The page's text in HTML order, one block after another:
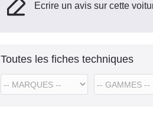
Ecrire un avis sur cette
Toutes les fiches techniques